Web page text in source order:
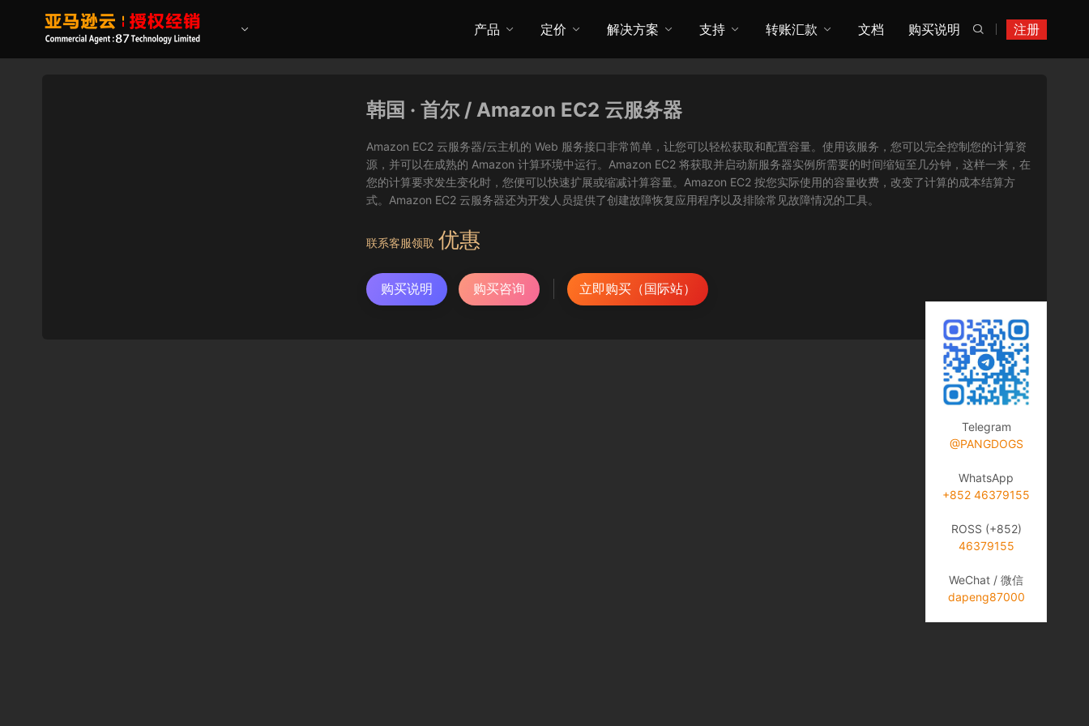
注册

产品 定价 解决方案 支持 转账汇款 文档 购买说明
韩国 · 首尔 / Amazon EC2 云服务器
Amazon EC2 云服务器/云主机的 Web 服务接口非常简单，让您可以轻松获取和配置容量。使用该服务，您可以完全控制您的计算资
源，并可以在成熟的 Amazon 计算环境中运行。Amazon EC2 将获取并启动新服务器实例所需要的时间缩短至几分钟，这样一来，在
您的计算要求发生变化时，您便可以快速扩展或缩减计算容量。Amazon EC2 按您实际使用的容量收费，改变了计算的成本结算方
式。Amazon EC2 云服务器还为开发人员提供了创建故障恢复应用程序以及排除常见故障情况的工具。
联系客服领取 优惠
购买说明 购买咨询 立即购买（国际站）
Telegram
@PANGDOGS
WhatsApp
+852 46379155
ROSS (+852)
46379155
WeChat / 微信
dapeng87000